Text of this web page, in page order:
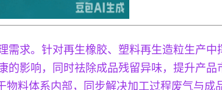
求。针对再生橡胶、塑料再生造粒生产中
影响，同时祛除成品残留异味，提升产品
料体系内部，同步解决加工过程废气与成